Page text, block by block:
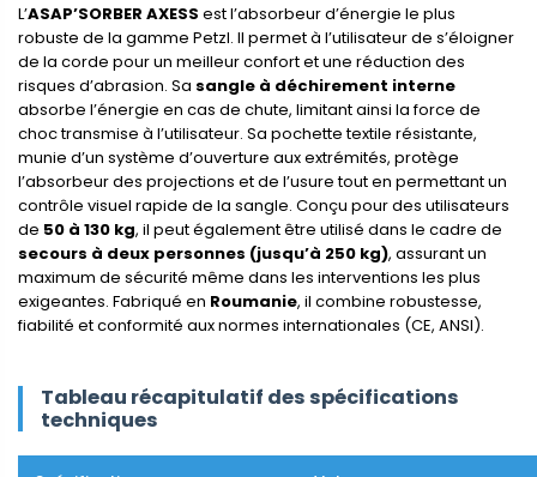
L’ASAP’SORBER AXESS est l’absorbeur d’énergie le plus
robuste de la gamme Petzl. Il permet à l’utilisateur de s’éloigner
de la corde pour un meilleur confort et une réduction des
risques d’abrasion. Sa sangle à déchirement interne
absorbe l’énergie en cas de chute, limitant ainsi la force de
choc transmise à l’utilisateur. Sa pochette textile résistante,
munie d’un système d’ouverture aux extrémités, protège
l’absorbeur des projections et de l’usure tout en permettant un
contrôle visuel rapide de la sangle. Conçu pour des utilisateurs
de 50 à 130 kg, il peut également être utilisé dans le cadre de
secours à deux personnes (jusqu’à 250 kg), assurant un
maximum de sécurité même dans les interventions les plus
exigeantes. Fabriqué en Roumanie, il combine robustesse,
fiabilité et conformité aux normes internationales (CE, ANSI).
Tableau récapitulatif des spécifications
techniques